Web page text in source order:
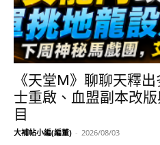
《天堂M》聊聊天釋
士重啟、血盟副本改
目
大補帖小編(編董) - 2026/08/03